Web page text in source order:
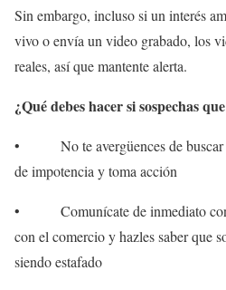
Sin embargo, incluso si un interés
vivo o envía un video grabado, los
reales, así que mantente alerta.
¿Qué debes hacer si sospechas
• No te avergüences de buscar
de impotencia y toma acción
• Comunícate de inmediato con
con el comercio y hazles saber que
siendo estafado